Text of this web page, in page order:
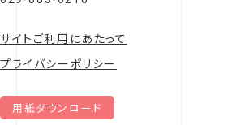
サイトご利用にあたって
プライバシーポリシー
用紙ダウンロード